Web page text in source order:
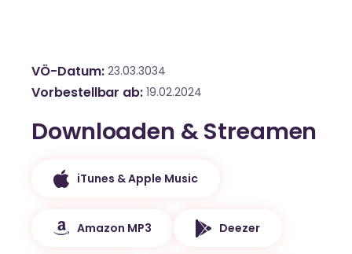
VÖ-Datum 23.03.3034
Vorbestellbar ab 19.02.2024
Downloaden & Streamen
iTunes & Apple Music
Amazon MP3 Deezer